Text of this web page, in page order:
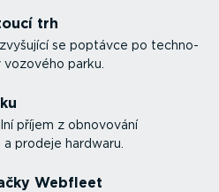
trh
se poptávce po techno­
parku.
příjem z obnovování
prodeje hardwaru.
Webfleet